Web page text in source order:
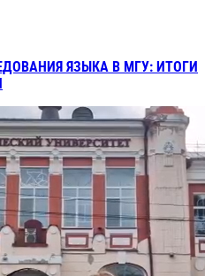
ЯЗЫКА В МГУ: ИТОГИ